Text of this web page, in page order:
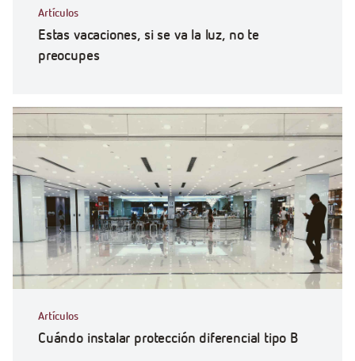
Artículos
Estas vacaciones, si se va la luz, no te
preocupes
Artículos
Cuándo instalar protección diferencial tipo B